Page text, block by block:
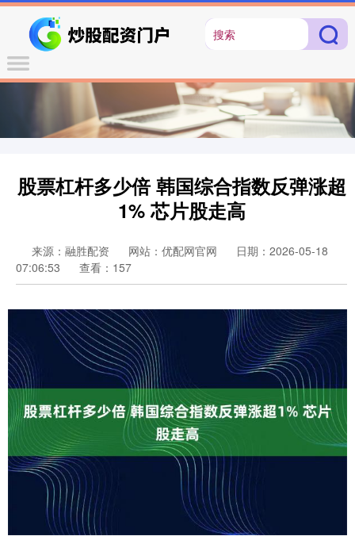
股票杠杆多少倍 韩国综合指数反弹涨超
1% 芯片股走高
来源：融胜配资 网站：优配网官网
日期：2026-05-18
07:06:53
查看：157